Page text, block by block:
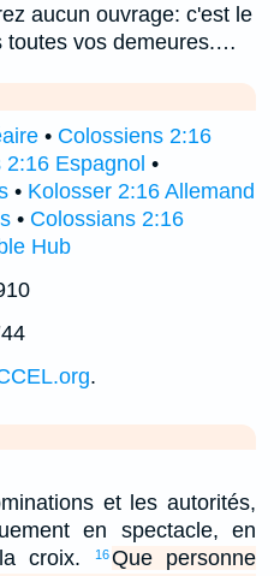
aucun ouvrage: c'est le
toutes vos demeures.…
• Colossiens 2:16
2:16 Espagnol •
• Kolosser 2:16 Allemand
• Colossians 2:16
Hub
.
et les autorités,
en spectacle, en
croix.
16Que personne